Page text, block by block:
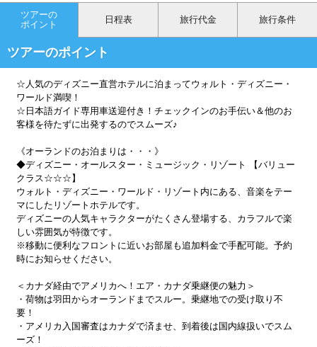
ツアーの
ポイント
日程表 旅行代金 旅行条件
ツアーのポイント
☆人気のディズニー直営ホテルに泊まってウォルト・ディズニー・
ワールド満喫！
☆日本語ガイド専用車送迎付き！チェックインのお手伝い＆他のお
客様を待たずに出発するのでスムーズ♪
《オーランドのお泊まりは・・・》
◆ディズニー・オールスター・ミュージック・リゾート 【バリュー
クラス☆☆☆】
ウォルト・ディズニー・ワールド・リゾート内にある、音楽をテー
マにしたリゾートホテルです。
ディズニーの人気キャラクターがたくさん登場する、カラフルで楽
しい雰囲気が特徴です。
※移動に便利なフロントに近いお部屋も追加料金で手配可能。予約
時にお知らせください。
＜カナダ経由でアメリカへ！エア・カナダ乗継便の魅力＞
・荷物は羽田からオーランドまでスルー。乗継地での受け取り不
要！
・アメリカ入国審査はカナダで済ませ、到着後は国内線扱いでスム
ーズ！